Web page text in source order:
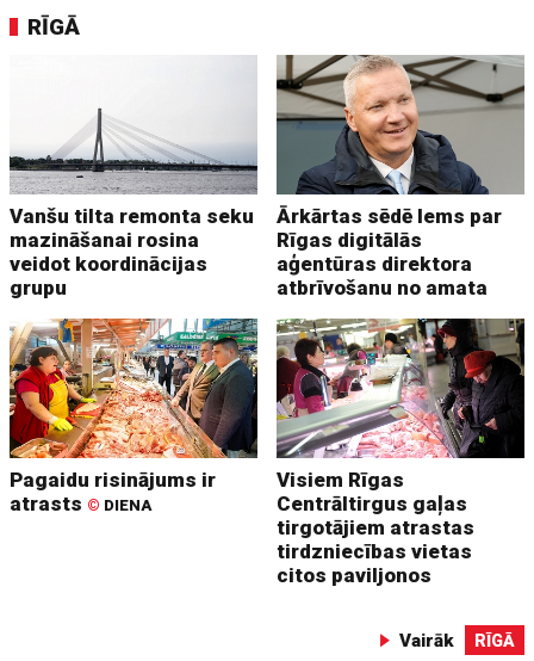
RĪGĀ
Vanšu tilta remonta seku
mazināšanai rosina
veidot koordinācijas
grupu
Ārkārtas sēdē lems par
Rīgas digitālās
aģentūras direktora
atbrīvošanu no amata
Pagaidu risinājums ir
atrasts © DIENA
Visiem Rīgas
Centrāltirgus gaļas
tirgotājiem atrastas
tirdzniecības vietas
citos paviljonos
Vairāk RĪGĀ